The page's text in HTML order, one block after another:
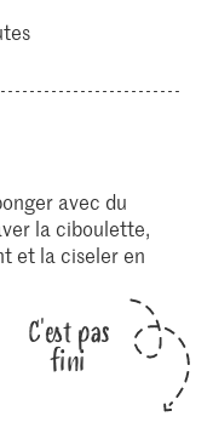
avec du
la ciboulette,
et la ciseler en
C'est pas
fini